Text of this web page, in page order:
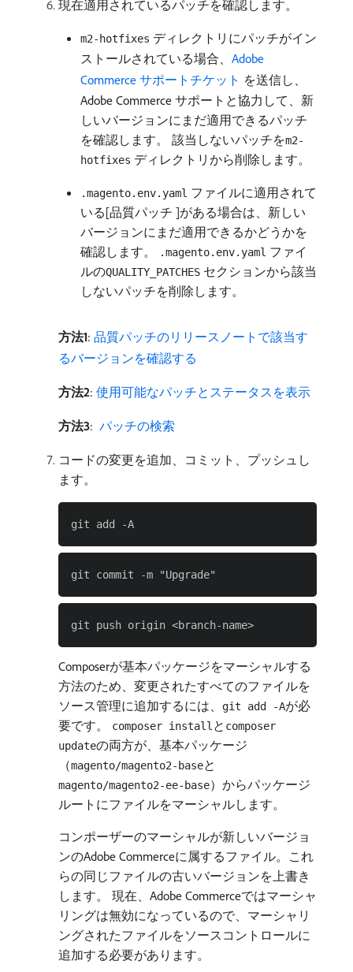
現在適用されているパッチを確認します。
m2-hotfixes ディレクトリにパッチがイン
ストールされている場合、 Adobe
Commerce サポートチケット ​ を送信し、
Adobe Commerce サポートと協力して、新
しいバージョンにまだ適用できるパッチ
を確認します。 該当しないパッチをm2-
hotfixes ディレクトリから削除します。
.magento.env.yaml ファイルに適用されて
いる[品質パッチ ]がある場合は、新しい
バージョンにまだ適用できるかどうかを
確認します。
.magento.env.yaml ファイ
ルのQUALITY_PATCHES セクションから該当
しないパッチを削除します。
方法1: 品質パッチのリリースノートで該当す
るバージョンを確認する
方法2: 使用可能なパッチとステータスを表示
方法3: ​ パッチの検索
コードの変更を追加、コミット、プッシュし
ます。
Composerが基本パッケージをマーシャルする
方法のため、変更されたすべてのファイルを
ソース管理に追加するには、
git add -Aが必
要です。
composer install と composer
updateの両方が、基本パッケージ
（magento/magento2-baseと
magento/magento2-ee-base）からパッケージ
ルートにファイルをマーシャルします。
コンポーザーのマーシャルが新しいバージョ
ンのAdobe Commerceに属するファイル。これ
らの同じファイルの古いバージョンを上書き
します。 現在、Adobe Commerceではマーシャ
リングは無効になっているので、マーシャリ
ングされたファイルをソースコントロールに
追加する必要があります。